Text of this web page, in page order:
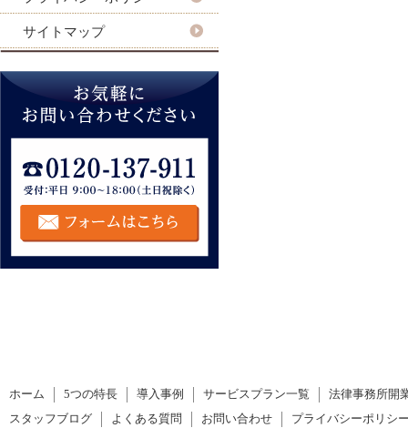
サイトマップ
ホーム 5つの特長 導入事例 サービスプラン一覧
法律事務所開
スタッフブログ
よくある質問 お問い合わせ プライバシーポリシ